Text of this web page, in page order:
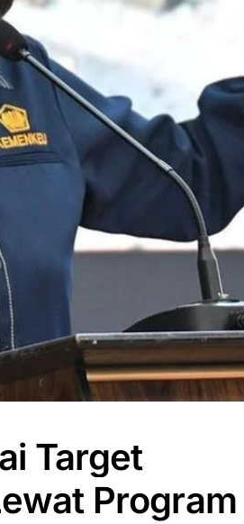
Target
Program